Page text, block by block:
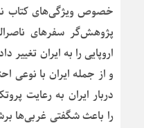
خصوص ویژگی‌های کتاب
پژوهش‌گر سفرهای
اروپایی را به ایران
و از جمله ایران با نوعی
دربار ایران به رعایت
را باعث شگفتی غربی‌ها